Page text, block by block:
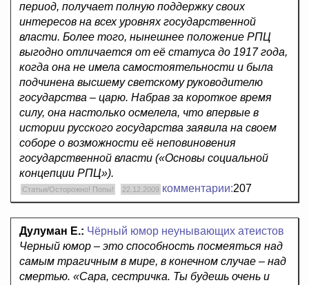
период, получает полную поддержку своих
интересов на всех уровнях государственной
власти. Более того, нынешнее положение РПЦ
выгодно отличается от её статуса до 1917 года,
когда она не имела самостоятельности и была
подчинена высшему светскому руководителю
государства – царю. Набрав за короткое время
силу, она настолько осмелела, что впервые в
истории русского государства заявила на своем
соборе о возможности её неповиновения
государственной власти («Основы социальной
концепции РПЦ»).
Статьи/Осторожно! Попы! 22.12.2009 комментарии:207
Дулуман Е.: Чёрный юмор неунывающих атеистов
Черный юмор – это способность посмеяться над
самым трагичным в мире, в конечном случае – над
смертью. «Сара, сестричка. Ты будешь очень и